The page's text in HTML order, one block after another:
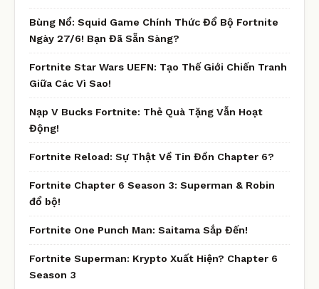
Bùng Nổ: Squid Game Chính Thức Đổ Bộ Fortnite
Ngày 27/6! Bạn Đã Sẵn Sàng?
Fortnite Star Wars UEFN: Tạo Thế Giới Chiến Tranh
Giữa Các Vì Sao!
Nạp V Bucks Fortnite: Thẻ Quà Tặng Vẫn Hoạt
Động!
Fortnite Reload: Sự Thật Về Tin Đồn Chapter 6?
Fortnite Chapter 6 Season 3: Superman & Robin
đổ bộ!
Fortnite One Punch Man: Saitama Sắp Đến!
Fortnite Superman: Krypto Xuất Hiện? Chapter 6
Season 3